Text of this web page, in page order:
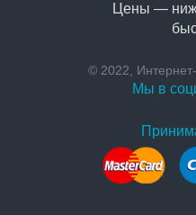
Цены —
© 2022,
Мы в